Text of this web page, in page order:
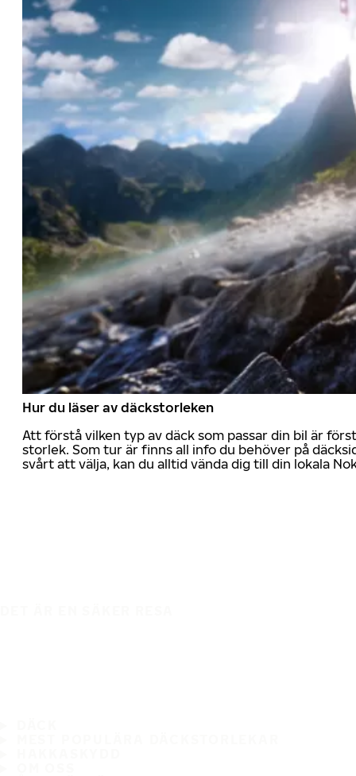
Hur du läser av däckstorleken
Att förstå vilken typ av däck som passar din bil är
storlek. Som tur är finns all info du behöver på
svårt att välja, kan du alltid vända dig till din lokala